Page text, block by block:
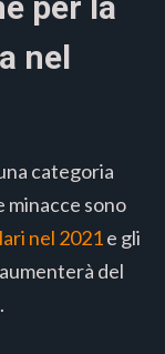
nel
categoria
minacce sono
nel 2021e gli
del